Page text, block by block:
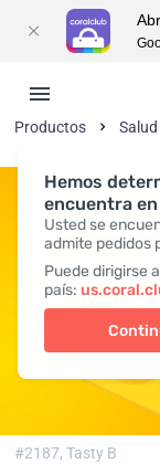
Hemos
encuentra
Usted se
admite pedidos
Puede dirigirse
país:
Productos Salud
#2187,Tasty B